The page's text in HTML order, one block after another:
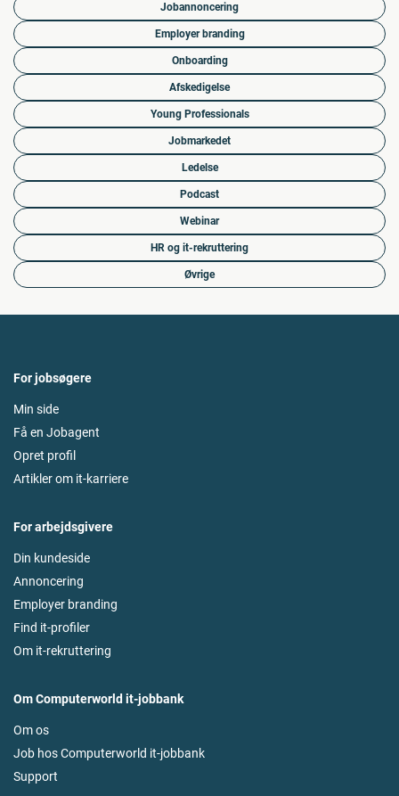
Jobannoncering
Employer branding
Onboarding
Afskedigelse
Young Professionals
Jobmarkedet
Ledelse
Podcast
Webinar
HR og it-rekruttering
Øvrige
For jobsøgere
Min side
Få en Jobagent
Opret profil
Artikler om it-karriere
For arbejdsgivere
Din kundeside
Annoncering
Employer branding
Find it-profiler
Om it-rekruttering
Om Computerworld it-jobbank
Om os
Job hos Computerworld it-jobbank
Support